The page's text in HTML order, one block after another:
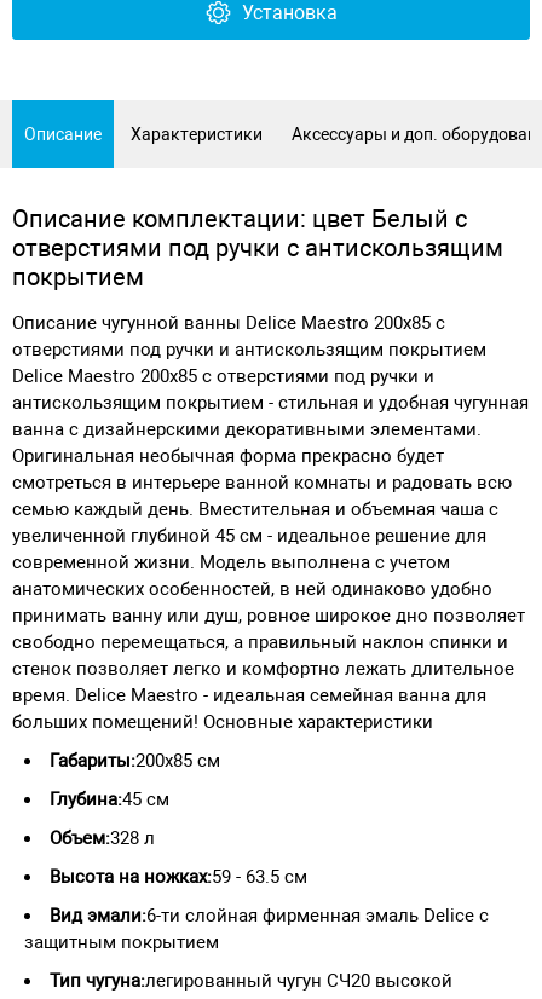
Установка
Описание Характеристики Аксессуары и доп.
Описание комплектации: цвет Белый с
отверстиями под ручки с антискользящим
покрытием
Описание чугунной ванны Delice Maestro 200х85 с
отверстиями под ручки и антискользящим покрытием
Delice Maestro 200х85 с отверстиями под ручки и
антискользящим покрытием - стильная и удобная чугунная
ванна с дизайнерскими декоративными элементами.
Оригинальная необычная форма прекрасно будет
смотреться в интерьере ванной комнаты и радовать всю
семью каждый день. Вместительная и объемная чаша с
увеличенной глубиной 45 см - идеальное решение для
современной жизни. Модель выполнена с учетом
анатомических особенностей, в ней одинаково удобно
принимать ванну или душ, ровное широкое дно позволяет
свободно перемещаться, а правильный наклон спинки и
стенок позволяет легко и комфортно лежать длительное
время. Delice Maestro - идеальная семейная ванна для
больших помещений! Основные характеристики
Габариты:200х85 см
Глубина:45 см
Объем:328 л
Высота на ножках:59 - 63.5 см
Вид эмали:6-ти слойная фирменная эмаль Delice с
защитным покрытием
Тип чугуна:легированный чугун СЧ20 высокой